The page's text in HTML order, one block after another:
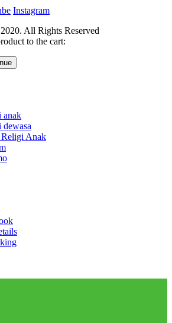
Instagram
All Rights Reserved
to the cart:
anak
Anak